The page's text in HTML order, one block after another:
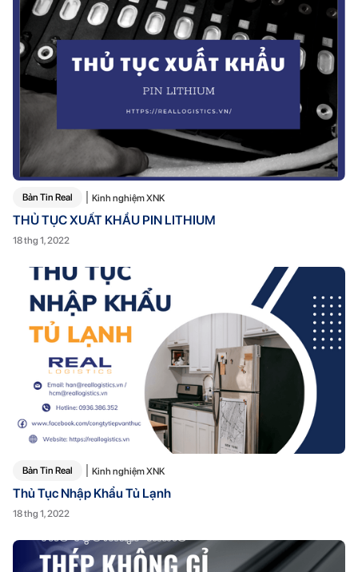
Bản Tin Real Kinh nghiệm XNK
THỦ TỤC XUẤT KHẨU PIN LITHIUM
18 thg 1, 2022
Bản Tin Real Kinh nghiệm XNK
Thủ Tục Nhập Khẩu Tủ Lạnh
18 thg 1, 2022